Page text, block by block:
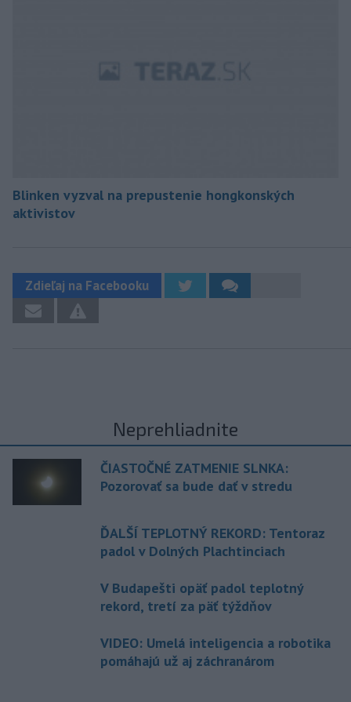
Blinken vyzval na prepustenie hongkonských
aktivistov
Zdieľaj na Facebooku
Neprehliadnite
ČIASTOČNÉ ZATMENIE SLNKA:
Pozorovať sa bude dať v stredu
ĎALŠÍ TEPLOTNÝ REKORD: Tentoraz
padol v Dolných Plachtinciach
V Budapešti opäť padol teplotný
rekord, tretí za päť týždňov
VIDEO: Umelá inteligencia a robotika
pomáhajú už aj záchranárom